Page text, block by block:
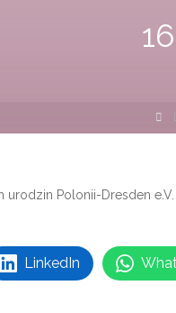
Polonii-Dresden e.V.
LinkedIn